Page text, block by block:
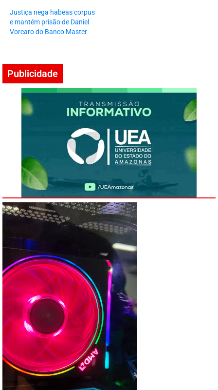
Justiça nega habeas corpus
e mantém prisão de Daniel
Vorcaro do Banco Master
Publicidade